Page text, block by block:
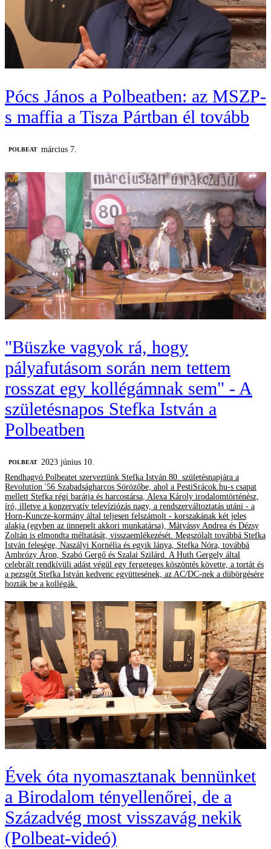
Pócs János a Polbeatben: az MSZP-
s maffia a Tisza Pártban él tovább
‎POLBEAT március 7.
"Büszke vagyok rá, hogy
pályafutásom során nem tettem
rosszat egy kollégámnak sem" - A
születésnapos Stefka István a
Polbeatben
‎POLBEAT 2023 június 10.
Rendhagyó Polbeatet szerveztünk Stefka István 80. születésnapjára a
Revolution '56 Szabadságharcos Sörözőbe, ahol a PestiSrácok.hu-s csapat
mellett Stefka régi barátja és harcostársa, Alexa Károly irodalomtörténész,
író, illetve a konzervatív televíziózás nagy, a rendszerváltoztatás utáni - a
Horn-Kuncze-kormány által teljesen felszámolt - korszakának két jeles
alakja (egyben az ünnepelt akkori munkatársa), Mátyássy Andrea és Dézsy
Zoltán is elmondta méltatását, visszaemlékezését. Megszólalt továbbá Stefka
István felesége, Naszályi Kornélia és egyik lánya, Stefka Nóra, továbbá
Ambrózy Áron, Szabó Gergő és Szalai Szilárd. A Huth Gergely által
celebrált rendkívüli adást végül egy fergeteges köszöntés követte, a tortát és
a pezsgőt Stefka István kedvenc együttesének, az AC/DC-nek a dübörgésére
hozták be a kollégák.
Évek óta nyomasztanak bennünket
a Birodalom tényellenőrei, de a
Századvég most visszavág nekik
(Polbeat-videó)